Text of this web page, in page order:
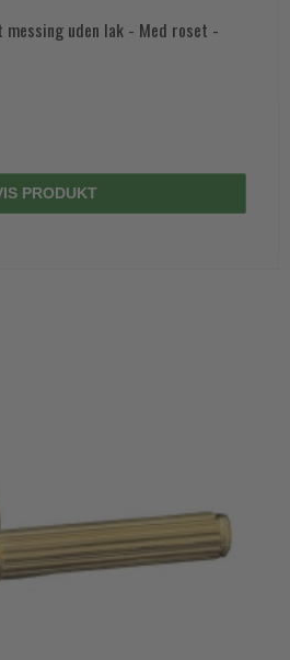
uden lak - Med roset -
PRODUKT